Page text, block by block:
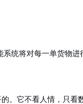
统将对每一单货物进
。它不看人情，只看